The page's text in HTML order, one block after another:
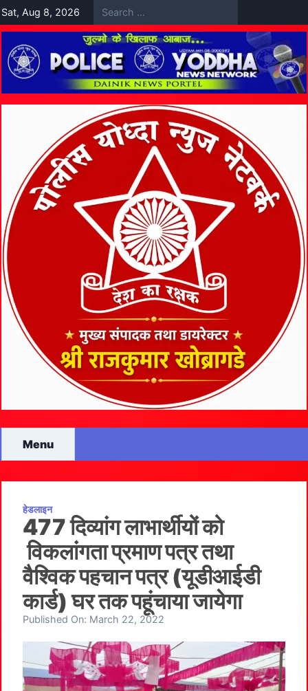
Skip
to
content
Sat, Aug 8, 2026
Menu
हेडलाइन
477 दिव्यांग लाभार्थीयों को
विकलांगता प्रमाण पत्र तथा
वैश्विक पहचान पत्र (यूडीआईडी ​​
कार्ड) घर तक पहूंचाया जायेगा
Published On: March 22, 2022